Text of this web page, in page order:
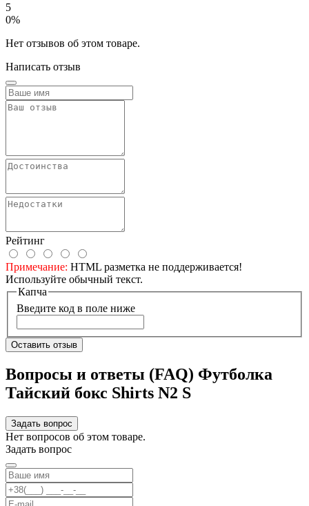
5
0%
Нет отзывов об этом товаре.
Написать отзыв
Рейтинг
Примечание: HTML разметка не поддерживается!
Используйте обычный текст.
Капча
Введите код в поле ниже
Оставить отзыв
Вопросы и ответы (FAQ) Футболка
Тайский бокс Shirts N2 S
Задать вопрос
Нет вопросов об этом товаре.
Задать вопрос